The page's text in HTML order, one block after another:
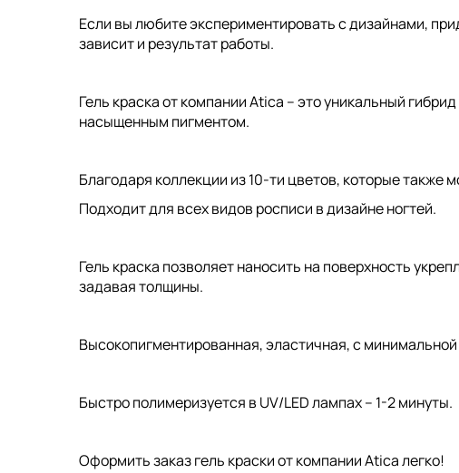
Если вы любите экспериментировать с дизайнами,
зависит и результат работы.
Гель краска от компании Atica – это уникальный
насыщенным пигментом.
Благодаря коллекции из 10-ти цветов, которые
Подходит для всех видов росписи в дизайне ногтей.
Гель краска позволяет наносить на поверхность
задавая толщины.
Высокопигментированная, эластичная, с
Быстро полимеризуется в UV/LED лампах – 1-2 минуты.
Оформить заказ гель краски от компании Atica легко!